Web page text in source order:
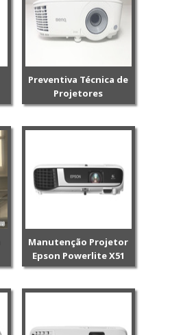
Preventiva Técnica de
Projetores
Manutenção Projetor
Epson Powerlite X51